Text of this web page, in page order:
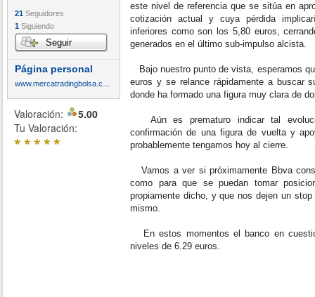
21 Seguidores
1 Siguiendo
Seguir
Página personal
Valoración:
5.00
Tu Valoración:
*****
este nivel de referencia que se sitúa en
cotización actual y cuya pérdida
inferiores como son los 5,80 euros,
generados en el último sub-impulso alcista.
Bajo nuestro punto de vista, esperamos
euros y se relance rápidamente a buscar
donde ha formado una figura muy clara de
Aún es prematuro indicar tal
confirmación de una figura de vuelta y
probablemente tengamos hoy al cierre.
Vamos a ver si próximamente Bbva
como para que se puedan tomar
propiamente dicho, y que nos dejen un
mismo.
En estos momentos el banco en
niveles de 6.29 euros.